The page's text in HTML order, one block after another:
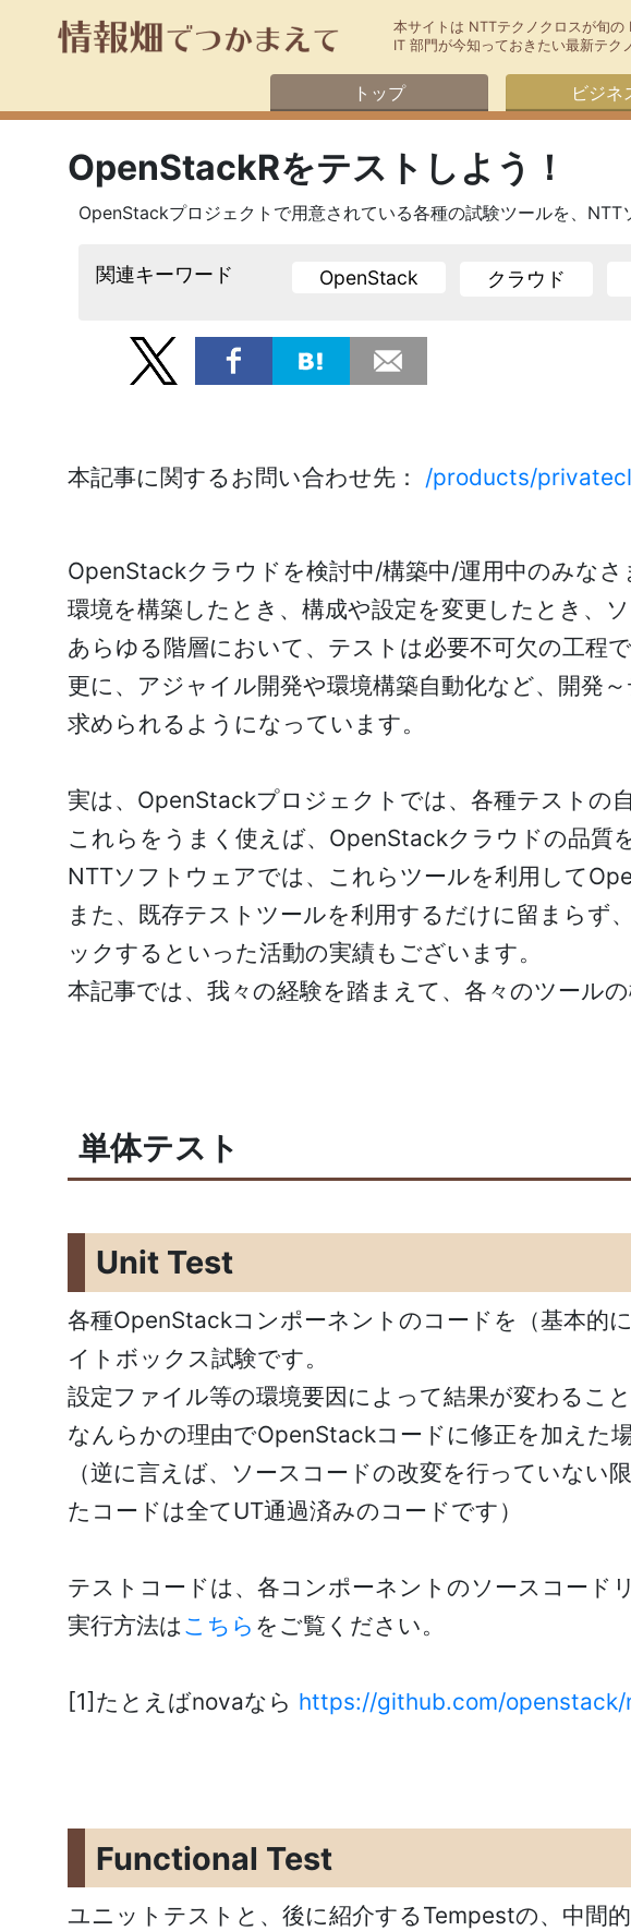
本サイトは NTTテクノクロスが旬の
IT 部門が今知っておきたい最新テク
トップ ビジネ
OpenStackRをテストしよう！
OpenStackプロジェクトで用意されている各種の試験ツールを、NTT
関連キーワード OpenStack クラウド
本記事に関するお問い合わせ先： /products/
OpenStackクラウドを検討中/構築中/運用中のみなさ
環境を構築したとき、構成や設定を変更したとき、
あらゆる階層において、テストは必要不可欠の工程で
更に、アジャイル開発や環境構築自動化など、開発
求められるようになっています。
実は、OpenStackプロジェクトでは、各種テストの
これらをうまく使えば、OpenStackクラウドの品質
NTTソフトウェアでは、これらツールを利用して
また、既存テストツールを利用するだけに留まら
ックするといった活動の実績もございます。
本記事では、我々の経験を踏まえて、各々のツール
単体テスト
Unit Test
各種OpenStackコンポーネントのコードを（基本的
イトボックス試験です。
設定ファイル等の環境要因によって結果が変わるこ
なんらかの理由でOpenStackコードに修正を加えた
（逆に言えば、ソースコードの改変を行っていな
たコードは全てUT通過済みのコードです）
テストコードは、各コンポーネントのソースコード
実行方法は こちら をご覧ください。
[1]たとえばnovaなら https://github.com/openstack/
Functional Test
ユニットテストと、後に紹介するTempestの、中間